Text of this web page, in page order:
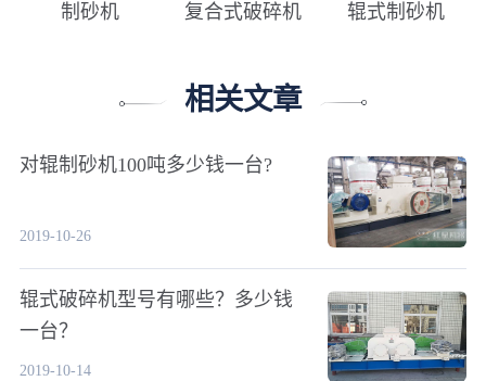
制砂机 复合式破碎机 辊式制砂机
相关文章
对辊制砂机100吨多少钱一台?
2019-10-26
辊式破碎机型号有哪些？多少钱
一台？
2019-10-14